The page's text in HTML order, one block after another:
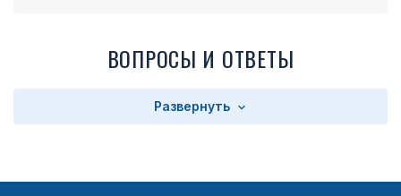
ВОПРОСЫ И ОТВЕТЫ
Развернуть